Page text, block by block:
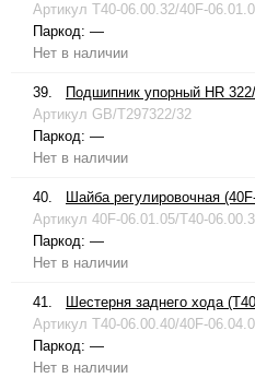
Артикул T40-06.00.32/40F-
Паркод: —
Нет в наличии
39.
Подшипник упорный HR
Артикул GB/T297322/32
Паркод: —
Нет в наличии
40.
Шайба регулировочная
Артикул 40F-06.01.05/T40-
Паркод: —
Нет в наличии
41.
Шестерня заднего хода
Артикул T40-06.00.40/40F-
Паркод: —
Нет в наличии